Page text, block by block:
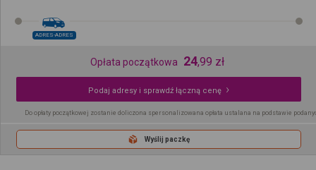
ADRES-ADRES
Opłata początkowa 24,99 zł
Podaj adresy i sprawdź łączną cenę
Do opłaty początkowej zostanie doliczona spersonalizowana opłata ustalana na podstawie
Wyślij paczkę